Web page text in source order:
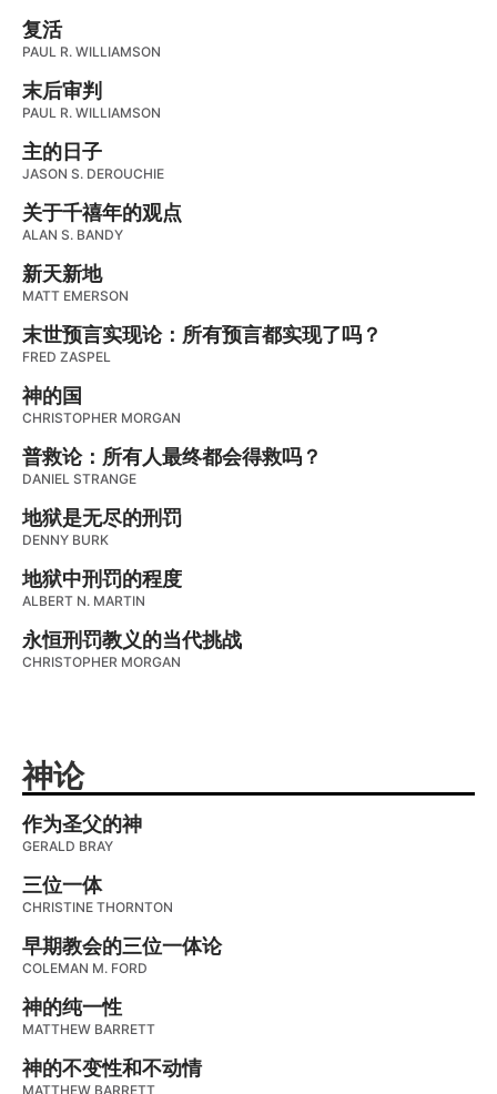
复活
PAUL R. WILLIAMSON
末后审判
PAUL R. WILLIAMSON
主的日子
JASON S. DEROUCHIE
关于千禧年的观点
ALAN S. BANDY
新天新地
MATT EMERSON
末世预言实现论：所有预言都实现了吗？
FRED ZASPEL
神的国
CHRISTOPHER MORGAN
普救论：所有人最终都会得救吗？
DANIEL STRANGE
地狱是无尽的刑罚
DENNY BURK
地狱中刑罚的程度
ALBERT N. MARTIN
永恒刑罚教义的当代挑战
CHRISTOPHER MORGAN
神论
作为圣父的神
GERALD BRAY
三位一体
CHRISTINE THORNTON
早期教会的三位一体论
COLEMAN M. FORD
神的纯一性
MATTHEW BARRETT
神的不变性和不动情
MATTHEW BARRETT